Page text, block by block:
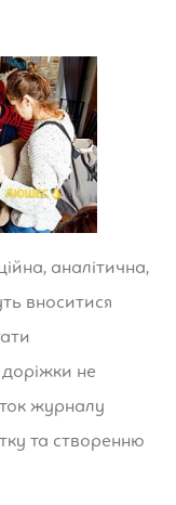
аналітична,
вноситися
не
журналу
та створенню